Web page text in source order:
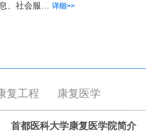
、社会服…
详细>>
复工程 康复医学
首都医科大学康复医学院简介